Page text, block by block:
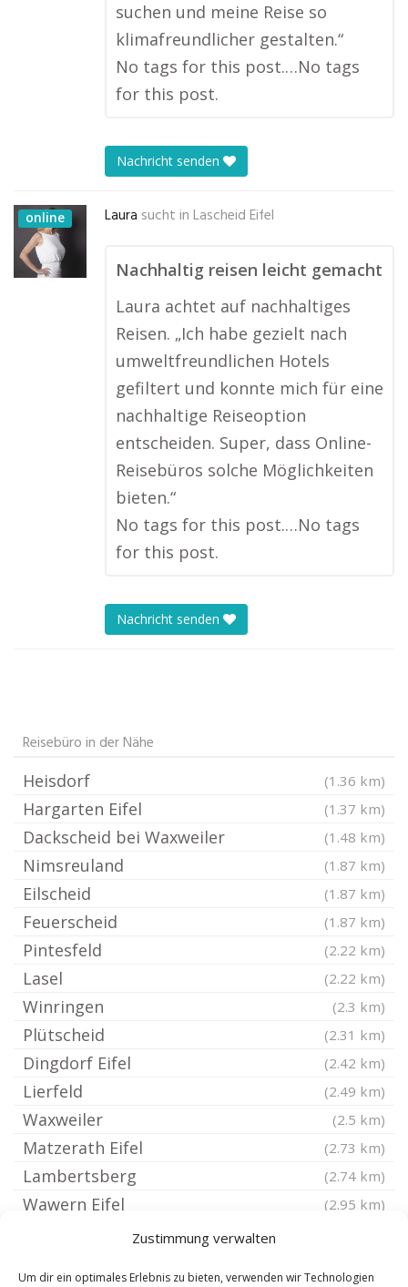
Zustimmung verwalten
Um dir ein optimales Erlebnis zu bieten, verwenden wir Technologien
suchen und meine Reise so
klimafreundlicher gestalten.“
No tags for this post.…No tags
for this post.
Nachricht senden
online Laura sucht in Lascheid Eifel
Nachhaltig reisen leicht gemacht
Laura achtet auf nachhaltiges
Reisen. „Ich habe gezielt nach
umweltfreundlichen Hotels
gefiltert und konnte mich für eine
nachhaltige Reiseoption
entscheiden. Super, dass Online-
Reisebüros solche Möglichkeiten
bieten.“
No tags for this post.…No tags
for this post.
Nachricht senden
Reisebüro in der Nähe
Heisdorf (1.36 km)
Hargarten Eifel (1.37 km)
Dackscheid bei Waxweiler (1.48 km)
Nimsreuland (1.87 km)
Eilscheid (1.87 km)
Feuerscheid (1.87 km)
Pintesfeld (2.22 km)
Lasel (2.22 km)
Winringen (2.3 km)
Plütscheid (2.31 km)
Dingdorf Eifel (2.42 km)
Lierfeld (2.49 km)
Waxweiler (2.5 km)
Matzerath Eifel (2.73 km)
Lambertsberg (2.74 km)
Wawern Eifel (2.95 km)